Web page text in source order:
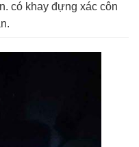
có khay đựng xác côn